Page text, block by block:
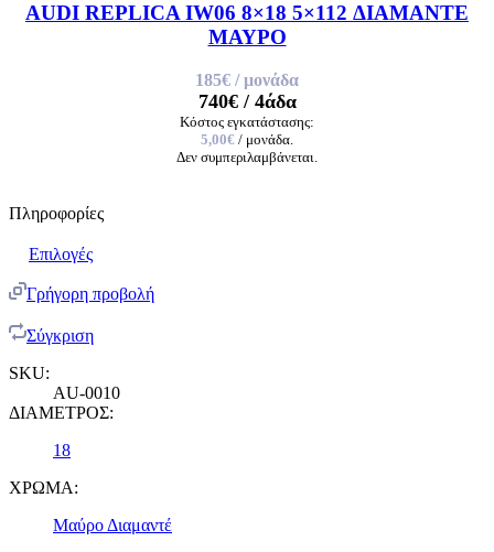
AUDI REPLICA IW06 8×18 5×112 ΔΙΑΜΑΝΤΕ
ΜΑΥΡΟ
185€ / μονάδα
740€/ 4άδα
Κόστος εγκατάστασης:
5,00€ / μονάδα.
Δεν συμπεριλαμβάνεται.
Πληροφορίες
Επιλογές
Γρήγορη προβολή
Σύγκριση
SKU:
AU-0010
ΔΙΑΜΕΤΡΟΣ:
18
ΧΡΩΜΑ:
Μαύρο Διαμαντέ